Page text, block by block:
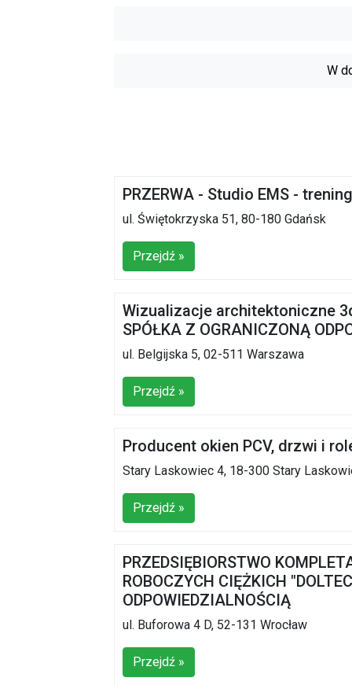
W
PRZERWA - Studio EMS -
ul. Świętokrzyska 51, 80-180 Gdańsk
Przejdź »
Wizualizacje architektoniczne
SPÓŁKA Z OGRANICZONĄ
ul. Belgijska 5, 02-511 Warszawa
Przejdź »
Producent okien PCV, drzwi i
Stary Laskowiec 4, 18-300 Stary
Przejdź »
PRZEDSIĘBIORSTWO
ROBOCZYCH CIĘŻKICH
ODPOWIEDZIALNOŚCIĄ
ul. Buforowa 4 D, 52-131 Wrocław
Przejdź »